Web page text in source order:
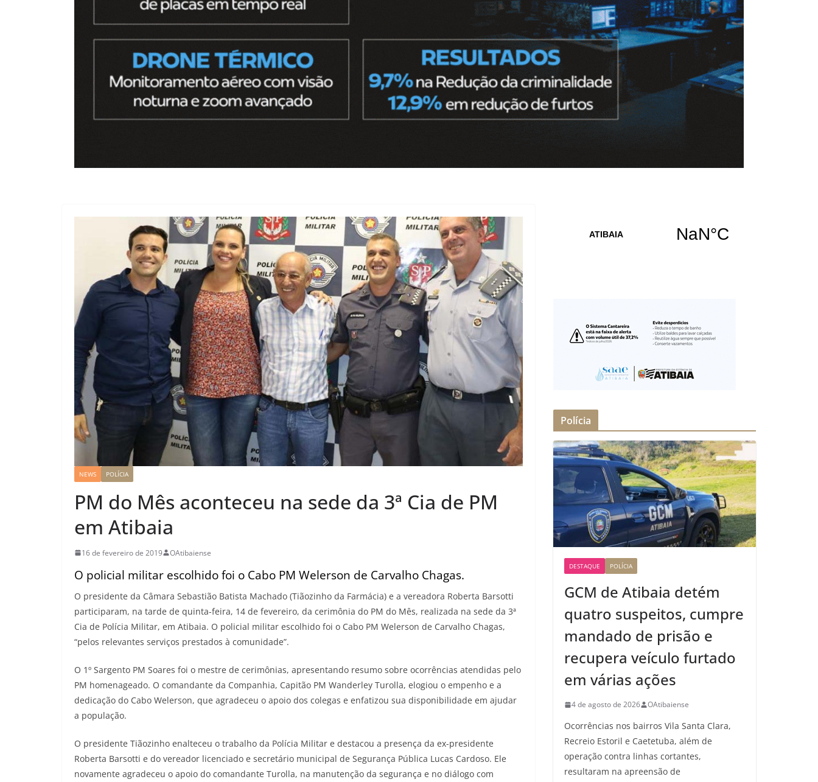
NEWS POLÍCIA
PM do Mês aconteceu na sede da 3ª Cia de PM
em Atibaia
16 de fevereiro de 2019 OAtibaiense
O policial militar escolhido foi o Cabo PM Welerson de Carvalho Chagas.
O presidente da Câmara Sebastião Batista Machado (Tiãozinho da Farmácia) e a vereadora Roberta Barsotti
participaram, na tarde de quinta-feira, 14 de fevereiro, da cerimônia do PM do Mês, realizada na sede da 3ª
Cia de Polícia Militar, em Atibaia. O policial militar escolhido foi o Cabo PM Welerson de Carvalho Chagas,
“pelos relevantes serviços prestados à comunidade”.
O 1º Sargento PM Soares foi o mestre de cerimônias, apresentando resumo sobre ocorrências atendidas pelo
PM homenageado. O comandante da Companhia, Capitão PM Wanderley Turolla, elogiou o empenho e a
dedicação do Cabo Welerson, que agradeceu o apoio dos colegas e enfatizou sua disponibilidade em ajudar
a população.
O presidente Tiãozinho enalteceu o trabalho da Polícia Militar e destacou a presença da ex-presidente
Roberta Barsotti e do vereador licenciado e secretário municipal de Segurança Pública Lucas Cardoso. Ele
novamente agradeceu o apoio do comandante Turolla, na manutenção da segurança e no diálogo com
Polícia
DESTAQUE POLÍCIA
GCM de Atibaia detém
quatro suspeitos, cumpre
mandado de prisão e
recupera veículo furtado
em várias ações
4 de agosto de 2026 OAtibaiense
Ocorrências nos bairros Vila Santa Clara,
Recreio Estoril e Caetetuba, além de
operação contra linhas cortantes,
resultaram na apreensão de